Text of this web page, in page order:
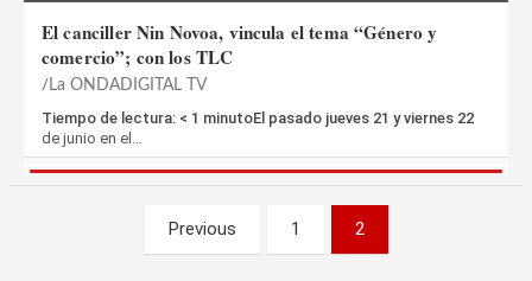
El canciller Nin Novoa, vincula el tema “Género y
comercio”; con los TLC
La ONDADIGITAL TV
Tiempo de lectura: < 1 minutoEl pasado jueves 21 y viernes 22
de junio en el…
Previous 1 2